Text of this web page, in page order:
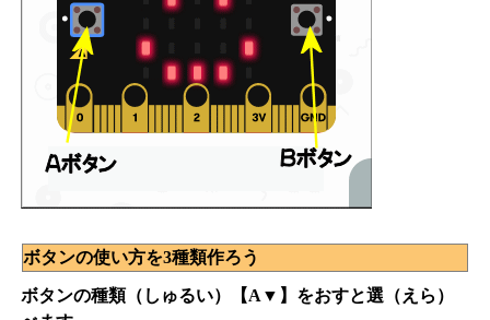
ボタンの使い方を3種類作ろう
ボタンの種類（しゅるい）【A▼】をおすと選（えら）